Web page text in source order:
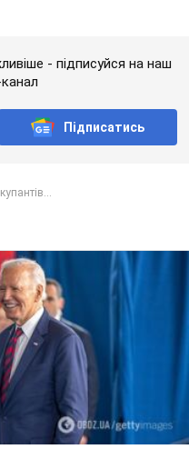
- підписуйся на наш
Підписатись